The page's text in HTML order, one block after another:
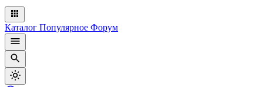
Каталог Популярное Форум